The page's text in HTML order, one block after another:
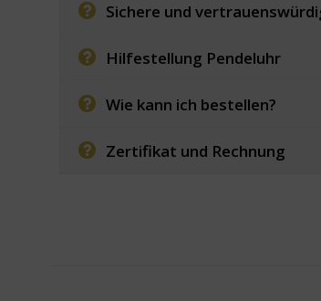
Sichere und
Hilfestellung Pendeluhr
Wie kann ich bestellen?
Zertifikat und Rechnung